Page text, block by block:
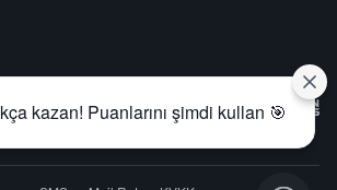
kazan! Puanlarını şimdi kullan 🎯